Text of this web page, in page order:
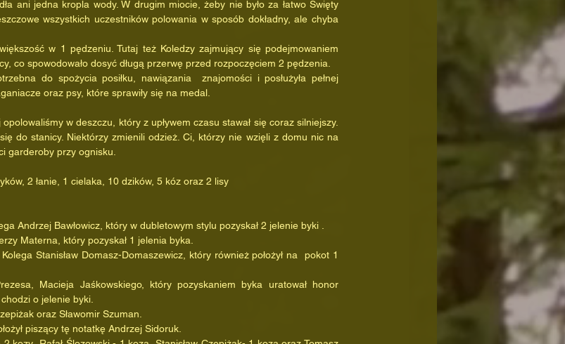
wszystkich uczestników polowania w sposób dokładny, ale chyba
co spowodowało dosyć długą przerwę przed rozpoczęciem 2 pędzenia.
oraz psy, które sprawiły się na medal.
do stanicy. Niektórzy zmienili odzież. Ci, którzy nie wzięli z domu nic na
garderoby przy ognisku.
- byków, 2 łanie, 1 cielaka, 10 dzików, 5 kóz oraz 2 lisy
Kolega Andrzej Bawłowicz, który w dubletowym stylu pozyskał 2 jelenie byki .
Kolega Jerzy Materna, który pozyskał 1 jelenia byka.
o jelenie byki.
Czepiżak oraz Sławomir Szuman.
położył piszący tę notatkę Andrzej Sidoruk.